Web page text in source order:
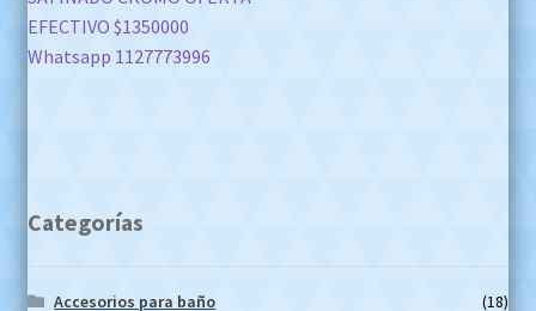
entradas
EFECTIVO $1350000
Whatsapp 1127773996
Categorías
Accesorios para baño
(18)